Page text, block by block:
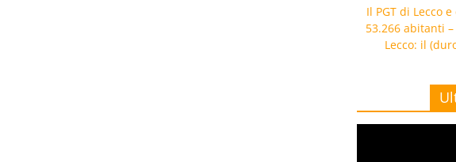
Il PGT di Lecco
53.266 abitanti
Lecco: il